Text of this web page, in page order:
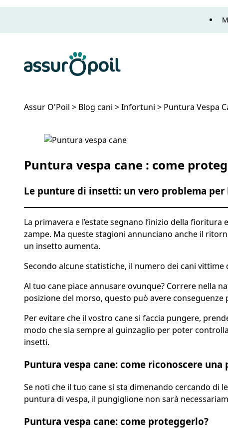
Assur O'Poil > Blog cani >Infortuni > Puntura Vespa
Puntura Vespa Cane: Cosa Fare?
Puntura vespa cane : come
Le punture di insetti: un vero problema
La primavera e l’estate segnano l’inizio della
zampe. Ma queste stagioni annunciano anche il
un insetto aumenta.
Secondo alcune statistiche, il numero dei cani vittime
Al tuo cane piace annusare ovunque? Correre nella
posizione del morso, questo può avere
Per evitare che il vostro cane si faccia pungere,
modo che sia sempre al guinzaglio per poter
insetti.
Puntura vespa cane: come riconoscere
Se noti che il tuo cane si sta dimenando cercando
puntura di vespa, il pungiglione non sarà
Puntura vespa cane: come proteggerlo?